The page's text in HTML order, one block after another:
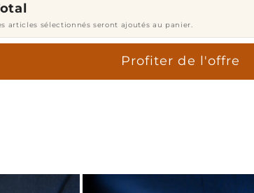
articles sélectionnés seront ajoutés au panier.
Profiter de l'offre